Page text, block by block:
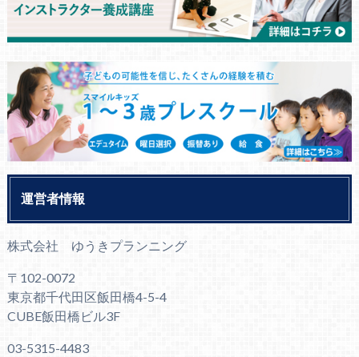
運営者情報
株式会社 ゆうきプランニング
〒102-0072
東京都千代田区飯田橋4-5-4
CUBE飯田橋ビル3F
03-5315-4483